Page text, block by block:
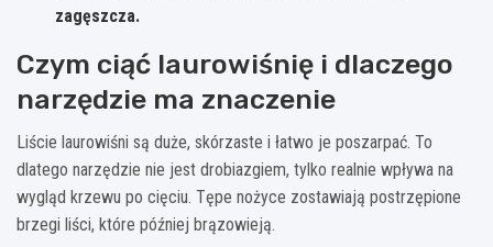
zagęszcza.
Czym ciąć laurowiśnię i dlaczego
narzędzie ma znaczenie
Liście laurowiśni są duże, skórzaste i łatwo je poszarpać. To
dlatego narzędzie nie jest drobiazgiem, tylko realnie wpływa na
wygląd krzewu po cięciu. Tępe nożyce zostawiają postrzępione
brzegi liści, które później brązowieją.